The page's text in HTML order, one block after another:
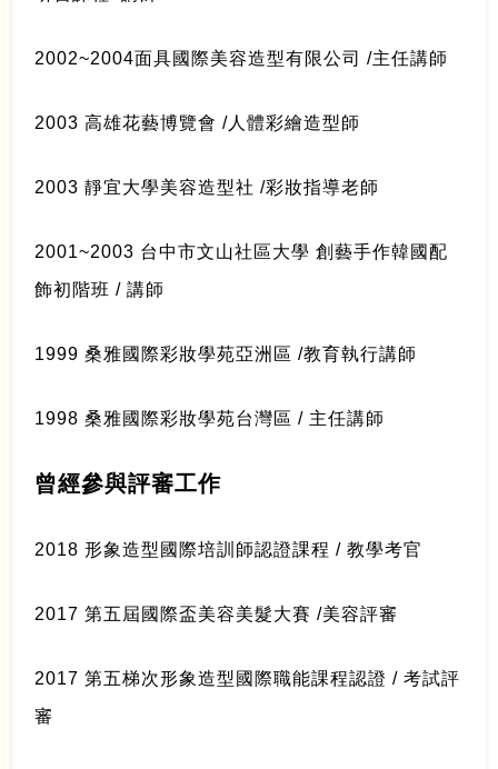
2002~2004面具國際美容造型有限公司 /主任講師
2003 高雄花藝博覽會 /人體彩繪造型師
2003 靜宜大學美容造型社 /彩妝指導老師
2001~2003 台中市文山社區大學 創藝手作韓國配
飾初階班 / 講師
1999 桑雅國際彩妝學苑亞洲區 /教育執行講師
1998 桑雅國際彩妝學苑台灣區 / 主任講師
曾經參與評審工作
2018 形象造型國際培訓師認證課程 / 教學考官
2017 第五屆國際盃美容美髮大賽 /美容評審
2017 第五梯次形象造型國際職能課程認證 / 考試評
審